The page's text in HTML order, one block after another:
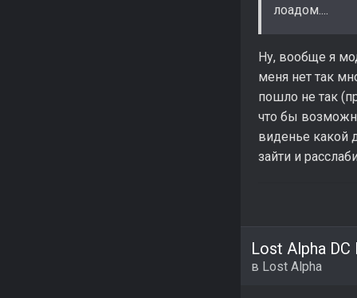
лоадом....
Ну, вообще я
меня нет так
пошло не так
что бы
виденье какой
зайти и
Lost Alpha DC
в Lost Alpha